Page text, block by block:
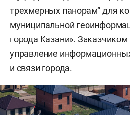
трехмерных панорам“ для
муниципальной
города Казани».
управление
и связи города.